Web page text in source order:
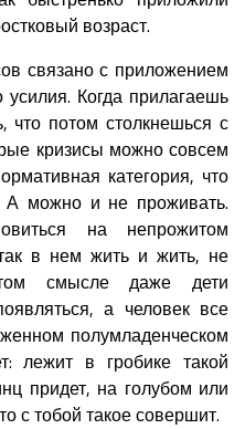
возраст.
связано с приложением
усилия. Когда прилагаешь
что потом столкнешься с
кризисы можно совсем
категория, что
А можно и не проживать.
на непрожитом
в нем жить и жить, не
смысле даже дети
а человек все
полумладенческом
лежит в гробике такой
придет, на голубом или
с тобой такое совершит.